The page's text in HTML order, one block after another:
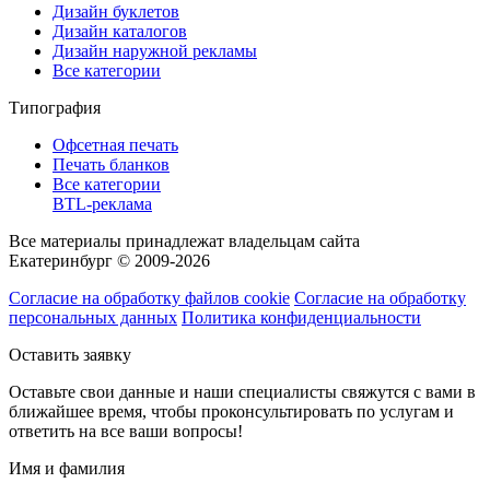
Дизайн буклетов
Дизайн каталогов
Дизайн наружной рекламы
Все категории
Типография
Офсетная печать
Печать бланков
Все категории
BTL-реклама
Все материалы принадлежат владельцам сайта
Екатеринбург © 2009-2026
Согласие на обработку файлов cookie Согласие на обработку
персональных данных Политика конфиденциальности
Оставить заявку
Оставьте свои данные и наши специалисты свяжутся с вами в
ближайшее время, чтобы проконсультировать по услугам и
ответить на все ваши вопросы!
Имя и фамилия